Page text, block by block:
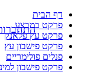
דף הבית
פרקט במבצע
פרקט עץ פלאנק
פרקט פישבון עץ
פנלים פולימריים
פרקט פישבון